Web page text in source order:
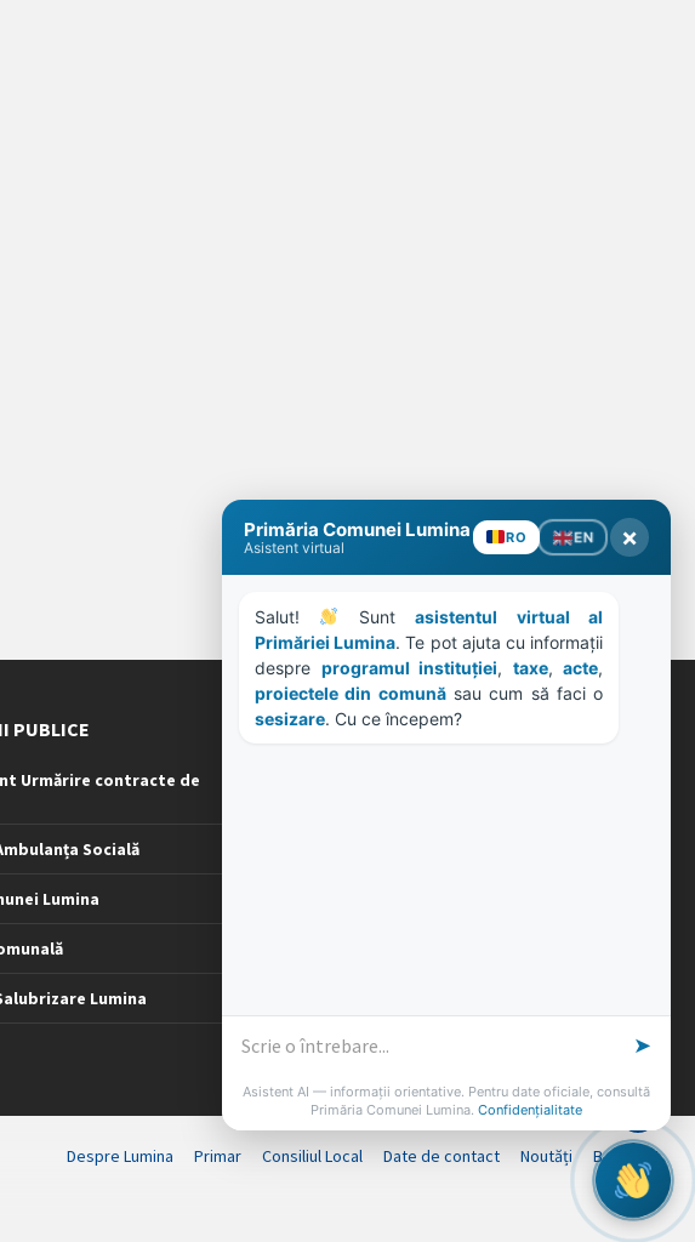
PUBLICE
Urmărire contracte de
Socială
Lumina
Lumina
ORE DE LUCRU
Despre Lumina Primar Consiliul Local Date de contact Noutăți B-AWARE
Primăria Comunei Lumina
Asistent virtual
RO EN ×
Salut! Sunt asistentul virtual al
Primăriei Lumina. Te pot ajuta cu informații
despre programul instituției, taxe, acte
proiectele din comună
sesizare. Cu ce începem?
➤
Asistent AI — informații orientative. Pentru date oficiale, consultă
Primăria Comunei Lumina. Confidențialitate